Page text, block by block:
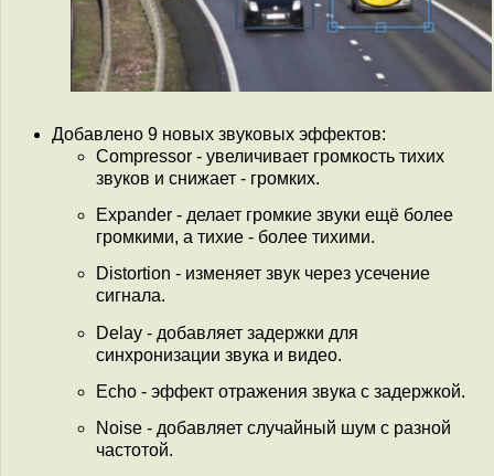
Добавлено 9 новых звуковых эффектов:
Compressor - увеличивает громкость тихих
звуков и снижает - громких.
Expander - делает громкие звуки ещё более
громкими, а тихие - более тихими.
Distortion - изменяет звук через усечение
сигнала.
Delay - добавляет задержки для
синхронизации звука и видео.
Echo - эффект отражения звука с задержкой.
Noise - добавляет случайный шум с разной
частотой.